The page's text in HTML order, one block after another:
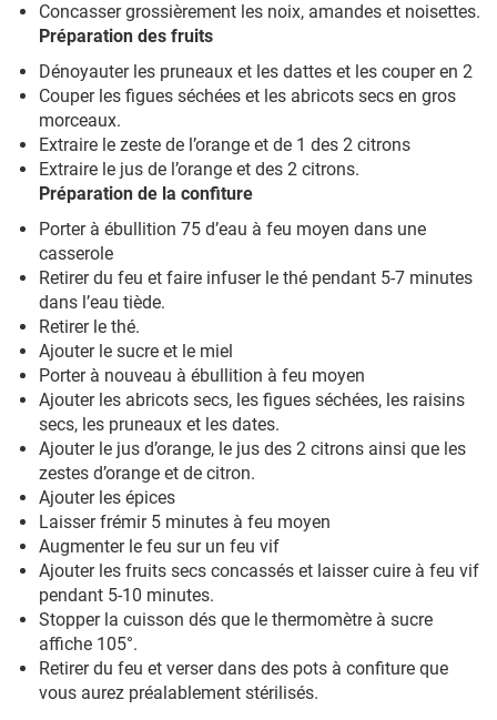
Concasser grossièrement les noix, amandes et noisettes.
Préparation des fruits
Dénoyauter les pruneaux et les dattes et les couper en 2
Couper les figues séchées et les abricots secs en gros
morceaux.
Extraire le zeste de l’orange et de 1 des 2 citrons
Extraire le jus de l’orange et des 2 citrons.
Préparation de la confiture
Porter à ébullition 75 d’eau à feu moyen dans une
casserole
Retirer du feu et faire infuser le thé pendant 5-7 minutes
dans l’eau tiède.
Retirer le thé.
Ajouter le sucre et le miel
Porter à nouveau à ébullition à feu moyen
Ajouter les abricots secs, les figues séchées, les raisins
secs, les pruneaux et les dates.
Ajouter le jus d’orange, le jus des 2 citrons ainsi que les
zestes d’orange et de citron.
Ajouter les épices
Laisser frémir 5 minutes à feu moyen
Augmenter le feu sur un feu vif
Ajouter les fruits secs concassés et laisser cuire à feu vif
pendant 5-10 minutes.
Stopper la cuisson dés que le thermomètre à sucre
affiche 105°.
Retirer du feu et verser dans des pots à confiture que
vous aurez préalablement stérilisés.